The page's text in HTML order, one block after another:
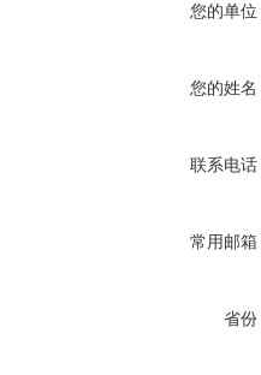
您的单位
您的姓名
联系电话
常用邮箱
省份